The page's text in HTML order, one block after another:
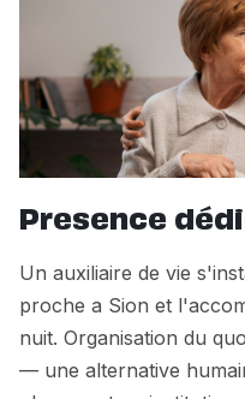
Presence
Un auxiliaire de vie
proche a Sion et
nuit. Organisation du
— une alternative